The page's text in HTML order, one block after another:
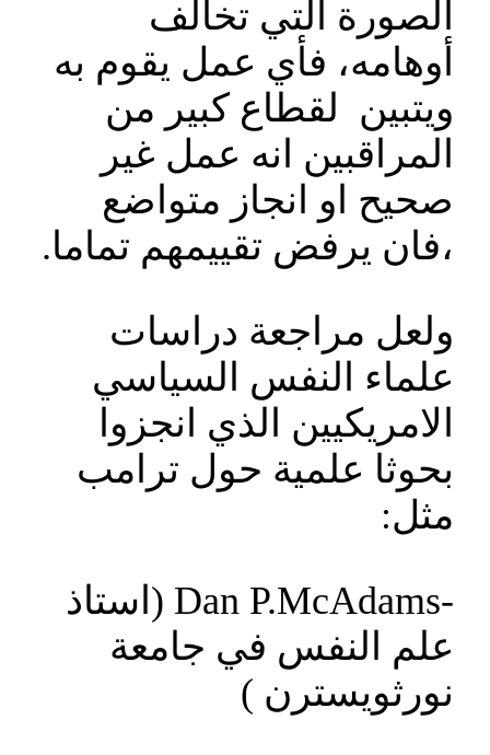
الصورة التي تخالف
أوهامه، فأي عمل يقوم به
ويتبين لقطاع كبير من
المراقبين انه عمل غير
صحيح او انجاز متواضع
،فان يرفض تقييمهم تماما.
ولعل مراجعة دراسات
علماء النفس السياسي
الامريكيين الذي انجزوا
بحوثا علمية حول ترامب
مثل:
-Dan P.McAdams (استاذ
علم النفس في جامعة
نورثويسترن )